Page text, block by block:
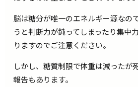
脳は糖分が唯一のエネルギー源なの
うと判断力が鈍ってしまったり集中
りますのでご注意ください。
しかし、糖質制限で体重は減ったが
報告もあります。